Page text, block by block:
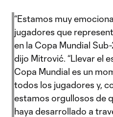
“Estamos muy
jugadores que
en la Copa Mundial Sub-
dijo Mitrović. “Llevar el
Copa Mundial es un
todos los jugadores y,
estamos orgullosos de
haya desarrollado a